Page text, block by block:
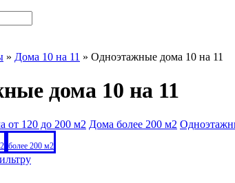
» Дома 10 на 11 » Одноэтажные дома 10 на 11
дома 10 на 11
от 120 до 200 м2 Дома более 200 м2
более 200 м2